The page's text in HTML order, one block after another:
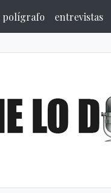
polígrafo entrevistas